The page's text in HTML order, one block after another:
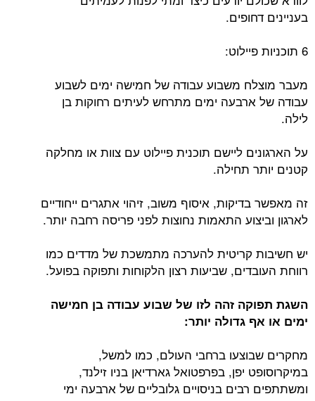
בעניינים דחופים.
6 תוכניות פיילוט:
מעבר מוצלח משבוע עבודה של חמישה ימים לשבוע
עבודה של ארבעה ימים מתרחש לעיתים רחוקות בן
לילה.
על הארגונים ליישם תוכנית פיילוט עם צוות או מחלקה
קטנים יותר תחילה.
זה מאפשר בדיקות, איסוף משוב, זיהוי אתגרים ייחודיים
לארגון וביצוע התאמות נחוצות לפני פריסה רחבה יותר.
יש חשיבות קריטית להערכה מתמשכת של מדדים כמו
רווחת העובדים, שביעות רצון הלקוחות ותפוקה בפועל.
השגת תפוקה זהה לזו של שבוע עבודה בן חמישה
ימים או אף גדולה יותר:
מחקרים שבוצעו ברחבי העולם, כמו למשל,
במיקרוסופט יפן, בפרפטואל גארדיאן בניו זילנד,
ומשתתפים רבים בניסויים גלובליים של ארבעה ימי